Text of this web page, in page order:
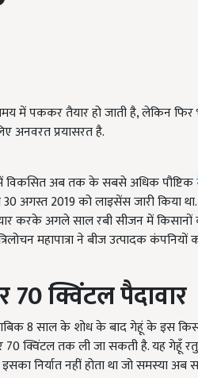
में पककर तैयार हो जाती है, लेकिन फिर
अनवरत प्रयासरत है.
विकसित अब तक के सबसे अधिक पौष्टिक
अगस्त 2019 को लाइसेंस जारी किया
करके अगले साल रबी सीजन में
महापात्रा ने बीज उत्पादक
70 क्विंटल पैदावार
8 साल के शोध के बाद गेहूं के इस
70 क्विंटल तक ली जा सकती है. यह गेहूँ
निर्यात नहीं होता था जो समस्या अब